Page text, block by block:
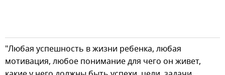
"Любая успешность в жизни ребенка, любая
мотивация, любое понимание для чего он живет,